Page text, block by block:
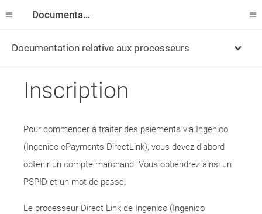
Documentation
Documentation relative aux processeurs
Inscription
Pour commencer à traiter des paiements via Ingenico
(Ingenico ePayments DirectLink), vous devez d’abord
obtenir un compte marchand. Vous obtiendrez ainsi un
PSPID et un mot de passe.
Le processeur Direct Link de Ingenico (Ingenico